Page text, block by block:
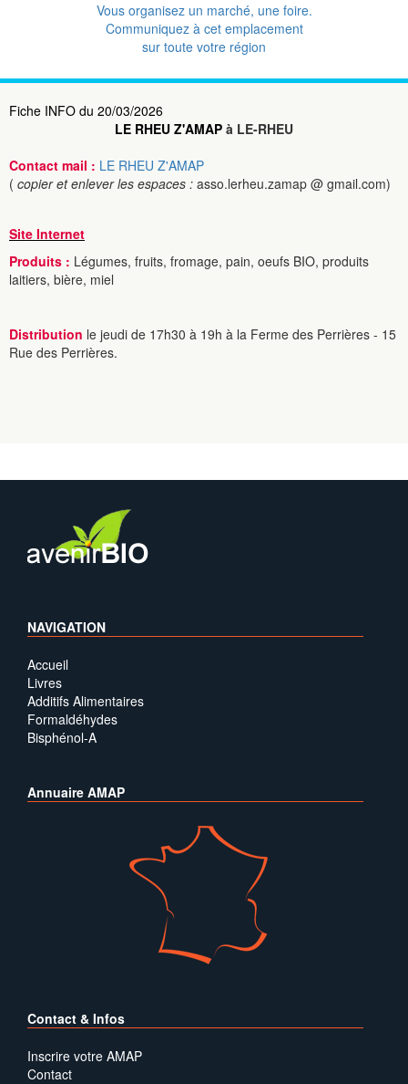
Vous organisez un marché, une foire.
Communiquez à cet emplacement
sur toute votre région
Fiche INFO du 20/03/2026
LE RHEU Z'AMAP à LE-RHEU
Contact mail : LE RHEU Z'AMAP
( copier et enlever les espaces : asso.lerheu.zamap @ gmail.com)
Site Internet
Produits : Légumes, fruits, fromage, pain, oeufs BIO, produits
laitiers, bière, miel
Distribution le jeudi de 17h30 à 19h à la Ferme des Perrières - 15
Rue des Perrières.
NAVIGATION
Accueil
Livres
Additifs Alimentaires
Formaldéhydes
Bisphénol-A
Annuaire AMAP
Contact & Infos
Inscrire votre AMAP
Contact